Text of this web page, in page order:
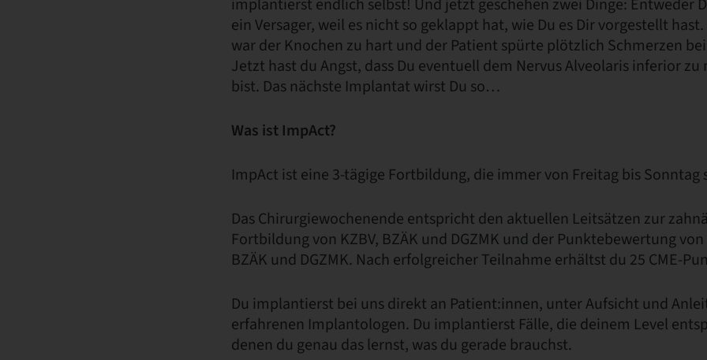
implantierst endlich selbst! Und jetzt geschehen zwei Dinge: Entweder
ein Versager, weil es nicht so geklappt hat, wie Du es Dir vorgestellt
war der Knochen zu hart und der Patient spürte plötzlich Schmerzen
Jetzt hast du Angst, dass Du eventuell dem Nervus Alveolaris inferior zu
bist. Das nächste Implantat wirst Du so…
Was ist ImpAct?
ImpAct ist eine 3-tägige Fortbildung, die immer von Freitag bis
Das Chirurgiewochenende entspricht den aktuellen Leitsätzen zur
Fortbildung von KZBV, BZÄK und DGZMK und der Punktebewertung
BZÄK und DGZMK. Nach erfolgreicher Teilnahme erhältst du 25 CME-
Du implantierst bei uns direkt an Patient:innen, unter Aufsicht und
erfahrenen Implantologen. Du implantierst Fälle, die deinem Level
denen du genau das lernst, was du gerade brauchst.